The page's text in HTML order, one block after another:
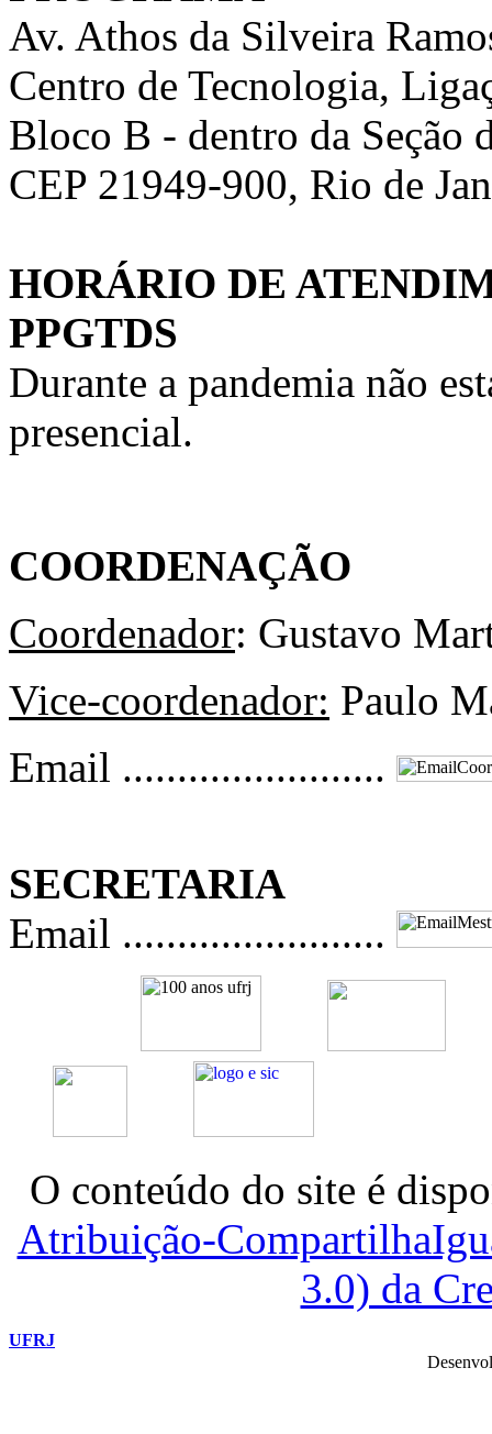
Av. Athos da Silveira
Centro de Tecnologia,
Bloco B - dentro da Seção
CEP 21949-900, Rio de
HORÁRIO DE
PPGTDS
Durante a pandemia não
presencial.
COORDENAÇÃO
Coordenador: Gustavo
Vice-coordenador: Paulo
Email ........................
SECRETARIA
Email ........................
O conteúdo do site é
Atribuição-
3.0) da
UFRJ